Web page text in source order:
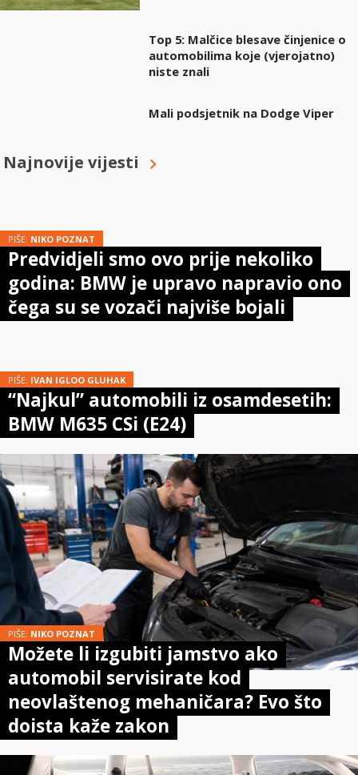
Top 5: Malčice blesave činjenice o
automobilima koje (vjerojatno)
niste znali
Mali podsjetnik na Dodge Viper
Najnovije vijesti
PIŠE: NIKO POZNAT
Predvidjeli smo ovo prije nekoliko
godina: BMW je upravo napravio ono
čega su se vozači najviše bojali
PIŠE: IVAN IGLOO GLUHAK
“Najkul” automobili iz osamdesetih:
BMW M635 CSi (E24)
PIŠE: NIKO POZNAT
Možete li izgubiti jamstvo ako
automobil servisirate kod
neovlaštenog mehaničara? Evo što
doista kaže zakon